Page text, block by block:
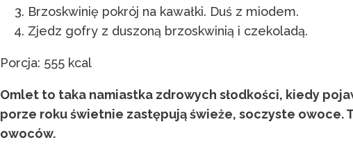
Brzoskwinię pokrój na kawałki. Duś z miodem.
Zjedz gofry z duszoną brzoskwinią i czekoladą.
Porcja: 555 kcal
Omlet to taka namiastka zdrowych słodkości, kiedy
porze roku świetnie zastępują świeże, soczyste owoce.
owoców.